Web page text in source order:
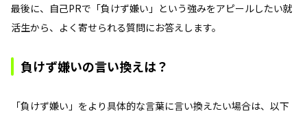
最後に、自己PRで「負けず嫌い」という強みをアピールしたい就
活生から、よく寄せられる質問にお答えします。
負けず嫌いの言い換えは？
「負けず嫌い」をより具体的な言葉に言い換えたい場合は、以下